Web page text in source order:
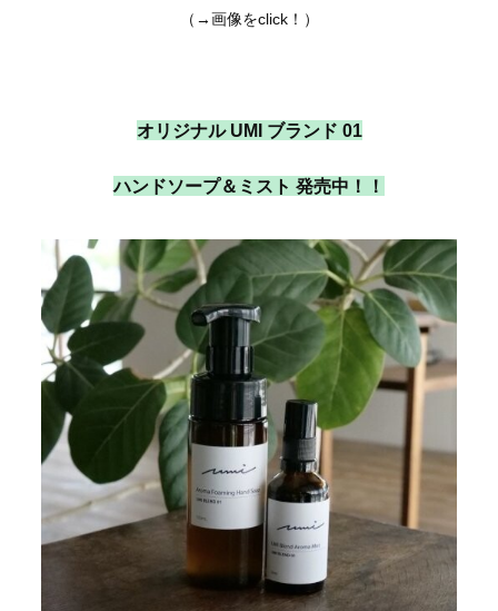
（→画像をclick！）
オリジナル UMI ブランド 01
ハンドソープ＆ミスト 発売中！！